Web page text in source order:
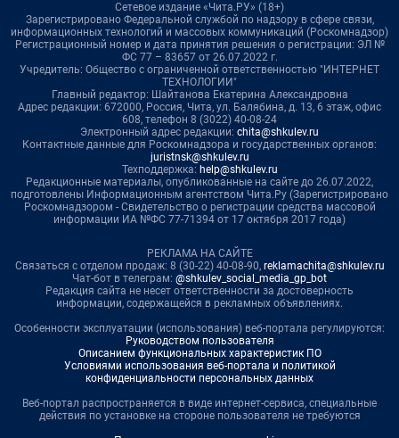
Сетевое издание «Чита.РУ» (18+)
Зарегистрировано Федеральной службой по надзору в сфере связи,
информационных технологий и массовых коммуникаций (Роскомнадзор)
Регистрационный номер и дата принятия решения о регистрации: ЭЛ №
ФС 77 – 83657 от 26.07.2022 г.
Учредитель: Общество с ограниченной ответственностью "ИНТЕРНЕТ
ТЕХНОЛОГИИ"
Главный редактор: Шайтанова Екатерина Александровна
Адрес редакции: 672000, Россия, Чита, ул. Балябина, д. 13, 6 этаж, офис
608, телефон 8 (3022) 40-08-24
Электронный адрес редакции: chita@shkulev.ru
Контактные данные для Роскомнадзора и государственных органов:
juristnsk@shkulev.ru
Техподдержка: help@shkulev.ru
Редакционные материалы, опубликованные на сайте до 26.07.2022,
подготовлены Информационным агентством Чита.Ру (Зарегистрировано
Роскомнадзором - Свидетельство о регистрации средства массовой
информации ИА №ФС 77-71394 от 17 октября 2017 года)
РЕКЛАМА НА САЙТЕ
Связаться с отделом продаж: 8 (30-22) 40-08-90, reklamachita@shkulev.ru
Чат-бот в телеграм: @shkulev_social_media_gp_bot
Редакция сайта не несет ответственности за достоверность
информации, содержащейся в рекламных объявлениях.
Особенности эксплуатации (использования) веб-портала регулируются:
Руководством пользователя
Описанием функциональных характеристик ПО
Условиями использования веб-портала и политикой
конфиденциальности персональных данных
Веб-портал распространяется в виде интернет-сервиса, специальные
действия по установке на стороне пользователя не требуются